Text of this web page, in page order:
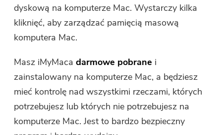
dyskową na komputerze Mac. Wystarczy kilka
kliknięć, aby zarządzać pamięcią masową
komputera Mac.
Masz iMyMacadarmowe pobrane i
zainstalowany na komputerze Mac, a będziesz
mieć kontrolę nad wszystkimi rzeczami, których
potrzebujesz lub których nie potrzebujesz na
komputerze Mac. Jest to bardzo bezpieczny